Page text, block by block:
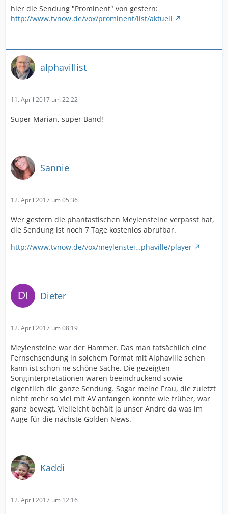
hier die Sendung "Prominent" von gestern:
http://www.tvnow.de/vox/prominent/list/aktuell
alphavillist
11. April 2017 um 22:22
Super Marian, super Band!
Sannie
12. April 2017 um 05:36
Wer gestern die phantastischen Meylensteine verpasst hat,
die Sendung ist noch 7 Tage kostenlos abrufbar.
http://www.tvnow.de/vox/meylenstei…phaville/player
Dieter
12. April 2017 um 08:19
Meylensteine war der Hammer. Das man tatsächlich eine
Fernsehsendung in solchem Format mit Alphaville sehen
kann ist schon ne schöne Sache. Die gezeigten
Songinterpretationen waren beeindruckend sowie
eigentlich die ganze Sendung. Sogar meine Frau, die zuletzt
nicht mehr so viel mit AV anfangen konnte wie früher, war
ganz bewegt. Vielleicht behält ja unser Andre da was im
Auge für die nächste Golden News.
Kaddi
12. April 2017 um 12:16